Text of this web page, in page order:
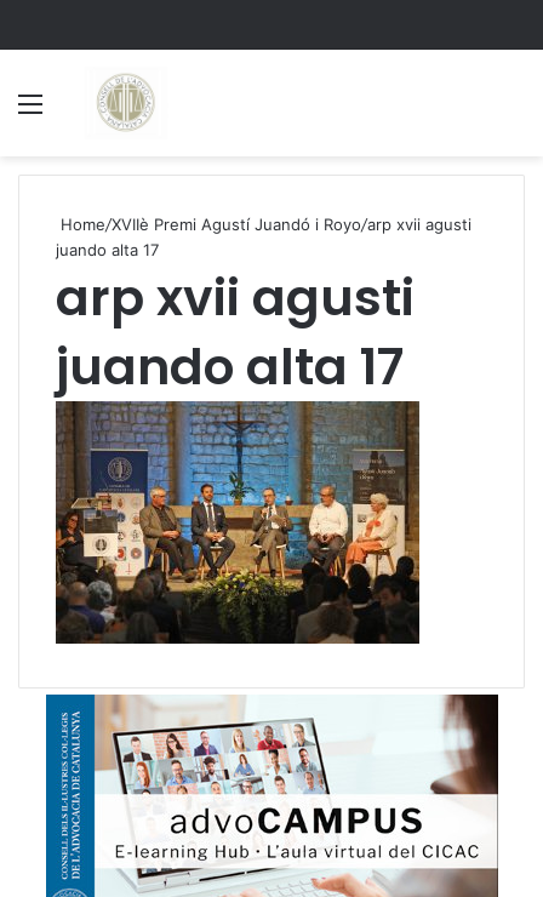
Home/XVIIè Premi Agustí Juandó i Royo/arp xvii agusti
juando alta 17
arp xvii agusti
juando alta 17